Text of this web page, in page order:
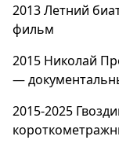
2013 Летний
фильм
2015 Николай
—
2015-2025